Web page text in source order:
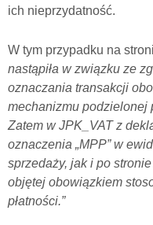
ich nieprzydatność.
W tym przypadku na
nastąpiła w związku ze
oznaczania transakcji
mechanizmu podzielonej
Zatem w JPK_VAT z
oznaczenia „MPP” w
sprzedaży, jak i po
objętej obowiązkiem
płatności.”